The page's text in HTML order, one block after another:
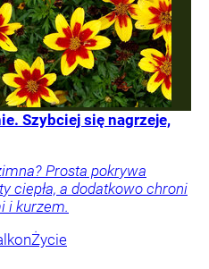
Szybciej się nagrzeje,
Prosta pokrywa
ciepła, a dodatkowo chroni
i kurzem.
Życie